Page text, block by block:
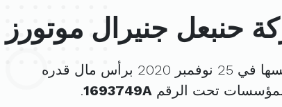
حنبعل جنيرال موتورز
2020 برأس مال قدره
تحت الرقم 1693749A
.